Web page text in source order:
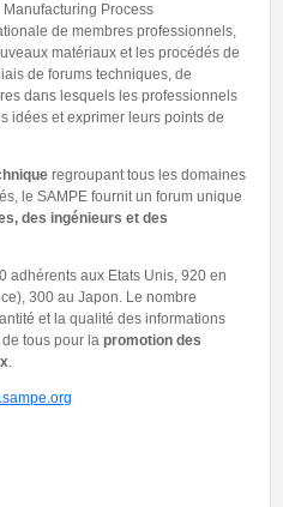
Process
de membres professionnels,
matériaux et les procédés de
de forums techniques, de
dans lesquels les professionnels
idées et exprimer leurs points de
regroupant tous les domaines
le SAMPE fournit un forum unique
des ingénieurs et des
adhérents aux Etats Unis, 920 en
300 au Japon. Le nombre
et la qualité des informations
tous pour la promotion des
.